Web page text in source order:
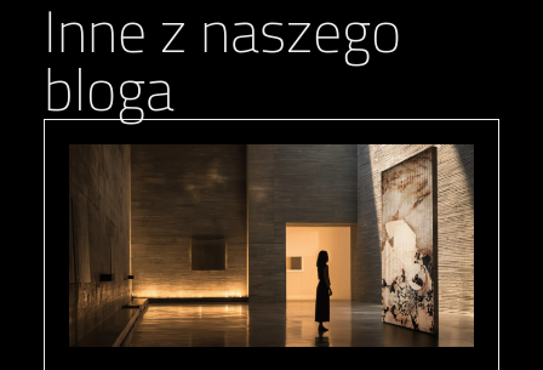
Inne z naszego
bloga